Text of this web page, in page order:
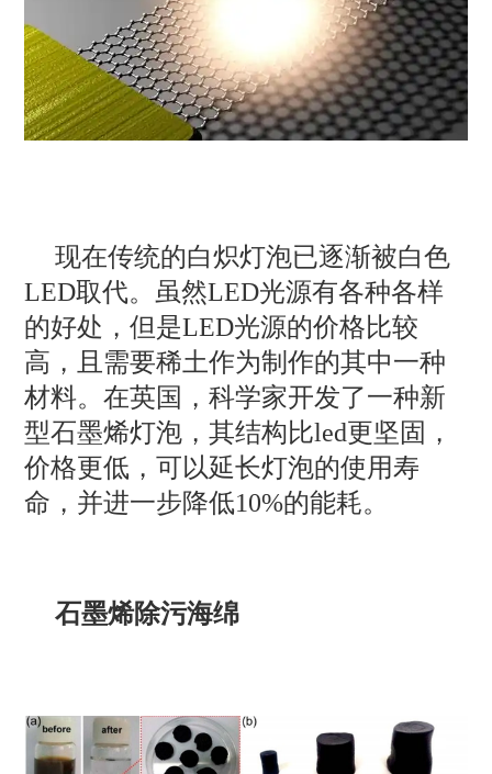
现在传统的白炽灯泡已逐渐被白色
LED取代。虽然LED光源有各种各样
的好处，但是LED光源的价格比较
高，且需要稀土作为制作的其中一种
材料。在英国，科学家开发了一种新
型石墨烯灯泡，其结构比led更坚固，
价格更低，可以延长灯泡的使用寿
命，并进一步降低10%的能耗。
石墨烯除污海绵